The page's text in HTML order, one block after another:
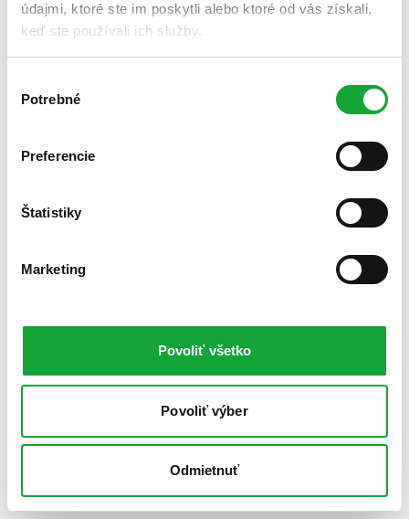
údajmi, ktoré ste im poskytli alebo ktoré od vás získali,
keď ste používali ich služby.
súhlasu
Potrebné
Preferencie
Štatistiky
Marketing
Povoliť všetko
Povoliť výber
Odmietnuť